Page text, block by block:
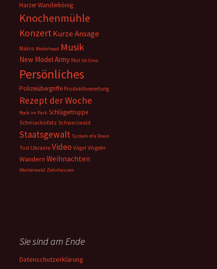
Harzer Wanderkönig
Knochenmühle
Konzert Kurze Ansage
Makro Motörhead Musik
New Model Army Nur so Oma
Persönliches
Polizeiübergriffe Produktbewertung
Rezept der Woche
Rock im Park Schlägertruppe
Schmackofatz Schwarzwald
Staatsgewalt System of a Down
Tod Ukraine Video Vögel Vögeln
Wandern Weihnachten
Westerwald Zehnhausen
Sie sind am Ende
Datenschutzerklärung